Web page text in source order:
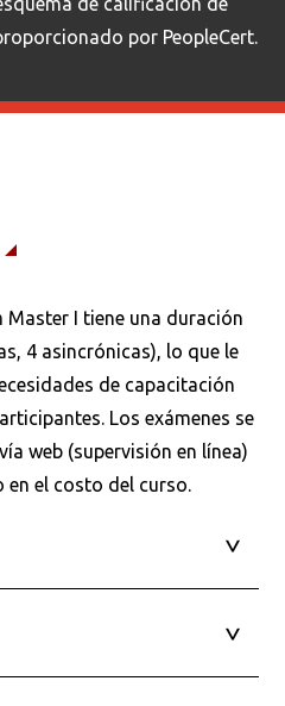
por PeopleCert.
Master I tiene una duración
4 asincrónicas), lo que le
de capacitación
Los exámenes se
web (supervisión en línea)
en el costo del curso.